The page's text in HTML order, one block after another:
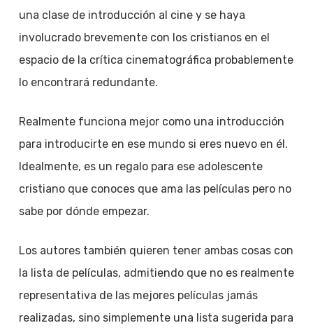
una clase de introducción al cine y se haya
involucrado brevemente con los cristianos en el
espacio de la crítica cinematográfica probablemente
lo encontrará redundante.
Realmente funciona mejor como una introducción
para introducirte en ese mundo si eres nuevo en él.
Idealmente, es un regalo para ese adolescente
cristiano que conoces que ama las películas pero no
sabe por dónde empezar.
Los autores también quieren tener ambas cosas con
la lista de películas, admitiendo que no es realmente
representativa de las mejores películas jamás
realizadas, sino simplemente una lista sugerida para